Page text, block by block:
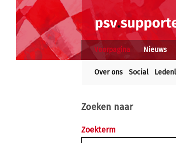
Voorpagina Nieuws
Over ons Social
Zoeken naar
Zoekterm